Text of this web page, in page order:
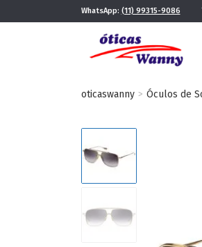
WhatsApp: (11) 99315-9086
MASCULINO
oticaswanny Óculos de